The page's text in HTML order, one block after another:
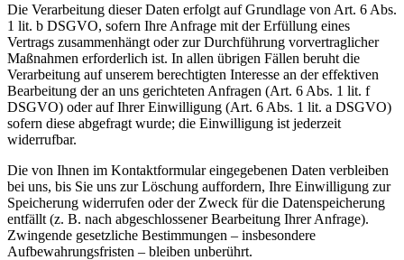
Die Verarbeitung dieser Daten erfolgt auf Grundlage von Art. 6 Abs.
1 lit. b DSGVO, sofern Ihre Anfrage mit der Erfüllung eines
Vertrags zusammenhängt oder zur Durchführung vorvertraglicher
Maßnahmen erforderlich ist. In allen übrigen Fällen beruht die
Verarbeitung auf unserem berechtigten Interesse an der effektiven
Bearbeitung der an uns gerichteten Anfragen (Art. 6 Abs. 1 lit. f
DSGVO) oder auf Ihrer Einwilligung (Art. 6 Abs. 1 lit. a DSGVO)
sofern diese abgefragt wurde; die Einwilligung ist jederzeit
widerrufbar.
Die von Ihnen im Kontaktformular eingegebenen Daten verbleiben
bei uns, bis Sie uns zur Löschung auffordern, Ihre Einwilligung zur
Speicherung widerrufen oder der Zweck für die Datenspeicherung
entfällt (z. B. nach abgeschlossener Bearbeitung Ihrer Anfrage).
Zwingende gesetzliche Bestimmungen – insbesondere
Aufbewahrungsfristen – bleiben unberührt.